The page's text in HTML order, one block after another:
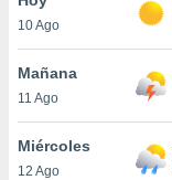
y
en
más
10 Ago
Mañana
11 Ago
Miércoles
12 Ago